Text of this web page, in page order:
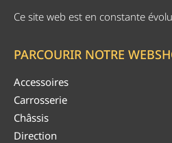
Ce site web est en constante
PARCOURIR NOTRE
Accessoires
Carrosserie
Châssis
Direction